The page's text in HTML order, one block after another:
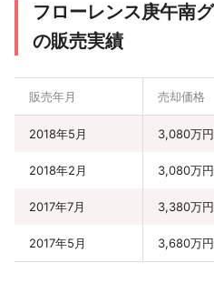
フローレンス庚午南
の販売実績
販売年月 売却価格
2018年5月 3,080万円
2018年2月 3,080万円
2017年7月 3,380万円
2017年5月 3,680万円